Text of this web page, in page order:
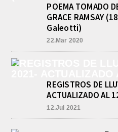
“Padre
prensa
del...
POEMA TOMADO
GRACE RAMSAY
Galeotti)
22.Mar 2020
REGISTROS DE
ACTUALIZADO AL
12.Jul 2021